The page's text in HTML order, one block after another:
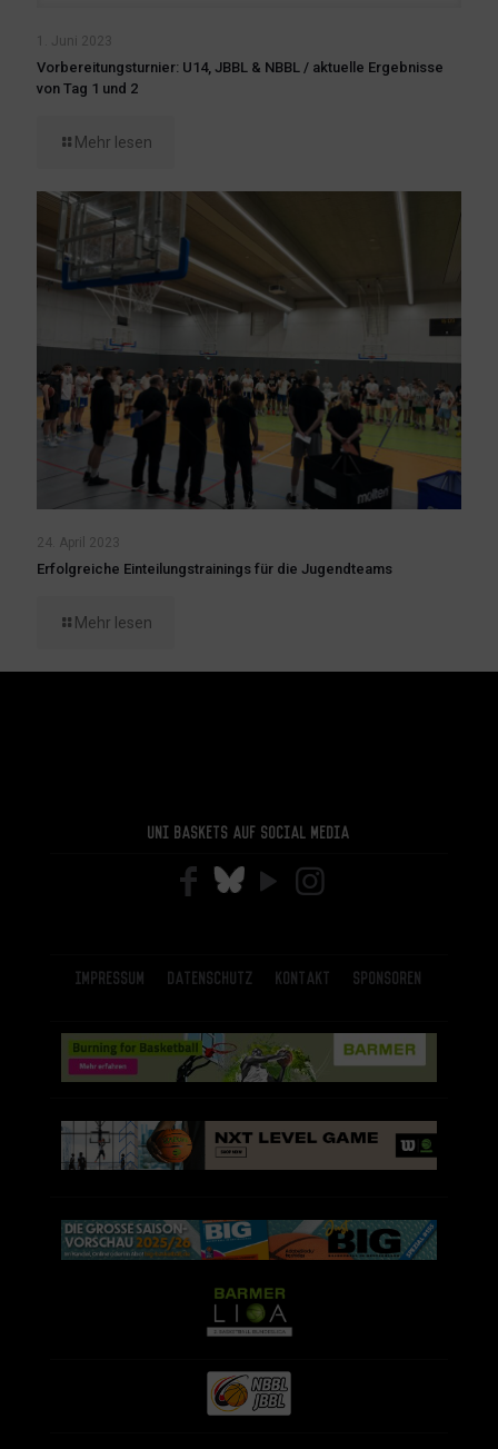
1. Juni 2023
Vorbereitungsturnier: U14, JBBL & NBBL / aktuelle Ergebnisse
von Tag 1 und 2
Mehr lesen
24. April 2023
Erfolgreiche Einteilungstrainings für die Jugendteams
Mehr lesen
Uni Baskets auf Social Media
Impressum Datenschutz Kontakt Sponsoren